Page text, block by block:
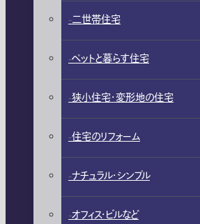
二世帯住宅
ペットと暮らす住宅
狭小住宅・変形地の住宅
住宅のリフォーム
ナチュラル・シンプル
オフィス・ビルなど